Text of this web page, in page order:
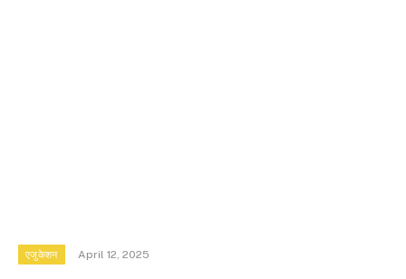
एजुकेशन April 12, 2025